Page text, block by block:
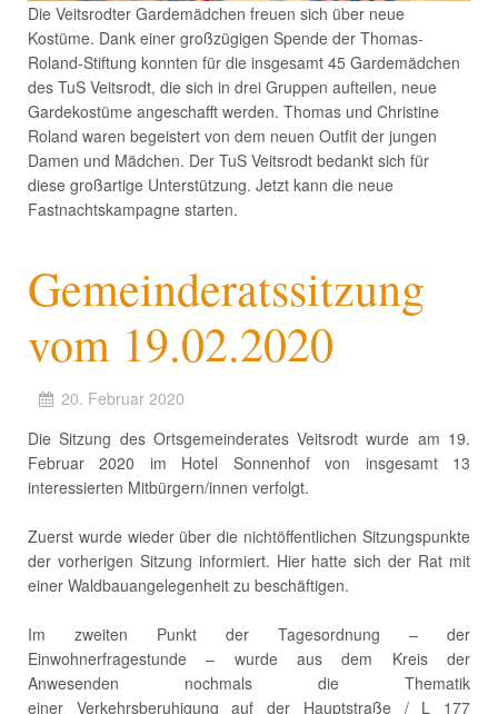
Die Veitsrodter Gardemädchen freuen sich über neue
Kostüme. Dank einer großzügigen Spende der Thomas-
Roland-Stiftung konnten für die insgesamt 45 Gardemädchen
des TuS Veitsrodt, die sich in drei Gruppen aufteilen, neue
Gardekostüme angeschafft werden. Thomas und Christine
Roland waren begeistert von dem neuen Outfit der jungen
Damen und Mädchen. Der TuS Veitsrodt bedankt sich für
diese großartige Unterstützung. Jetzt kann die neue
Fastnachtskampagne starten.
Gemeinderatssitzung
vom 19.02.2020
20. Februar 2020
Die Sitzung des Ortsgemeinderates Veitsrodt wurde am 19.
Februar 2020 im Hotel Sonnenhof von insgesamt 13
interessierten Mitbürgern/innen verfolgt.
Zuerst wurde wieder über die nichtöffentlichen Sitzungspunkte
der vorherigen Sitzung informiert. Hier hatte sich der Rat mit
einer Waldbauangelegenheit zu beschäftigen.
Im zweiten Punkt der Tagesordnung – der
Einwohnerfragestunde – wurde aus dem Kreis der
Anwesenden nochmals die Thematik
einer Verkehrsberuhigung auf der Hauptstraße / L 177